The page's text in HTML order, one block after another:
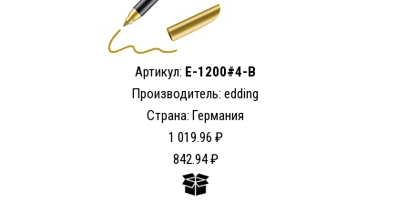
Артикул: E-1200#4-B
Производитель: edding
Страна: Германия
1 019.96 ₽
842.94 ₽